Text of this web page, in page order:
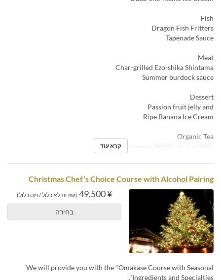
Fish
Dragon Fish Fritters
Tapenade Sauce
Meat
Char-grilled Ezo-shika Shintama
Summer burdock sauce
Dessert
Passion fruit jelly and
Ripe Banana Ice Cream
Organic Tea
ימים ש, א, חג ארוחות ארוחת צהרייםקרא עוד
Christmas Chef's Choice Course with Alcohol Pairing
¥ 49,500 (שירות לא כלול / מס כלול)
בחירה
We will provide you with the "Omakase Course with Seasonal
Ingredients and Specialties".